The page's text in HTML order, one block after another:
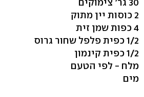
2 כוסות יין מתוק
4 כפות שמן זית
1/2 כפית פלפל שחור גרוס
1/2 כפית קינמון
מלח - לפי הטעם
מים